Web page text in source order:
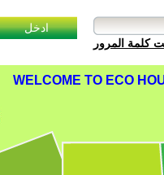
كلمة المرور
WELCOME TO ECO